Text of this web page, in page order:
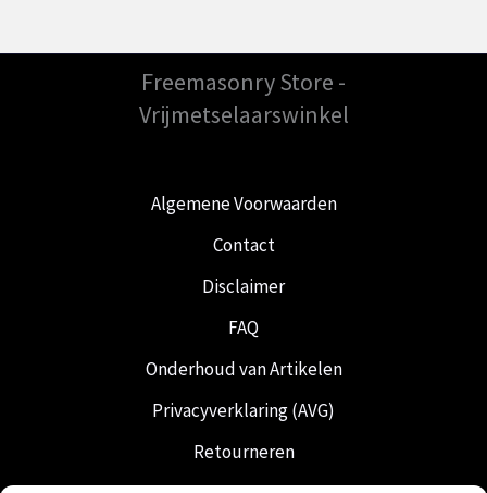
Freemasonry Store -
Vrijmetselaarswinkel
Algemene Voorwaarden
Contact
Disclaimer
FAQ
Onderhoud van Artikelen
Privacyverklaring (AVG)
Retourneren